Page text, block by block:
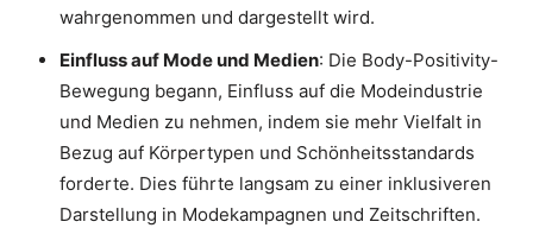
wahrgenommen und dargestellt wird.
Einfluss auf Mode und Medien: Die Body-Positivity-
Bewegung begann, Einfluss auf die Modeindustrie
und Medien zu nehmen, indem sie mehr Vielfalt in
Bezug auf Körpertypen und Schönheitsstandards
forderte. Dies führte langsam zu einer inklusiveren
Darstellung in Modekampagnen und Zeitschriften.